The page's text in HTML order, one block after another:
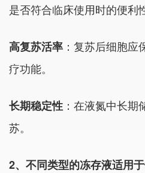
是否符合临床使用时的便利
高复苏活率 ：复苏后细胞
疗功能。
长期稳定性 ：在液氮中长
苏。
2、不同类型的冻存液适用